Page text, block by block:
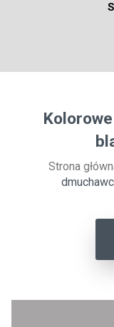
Strona